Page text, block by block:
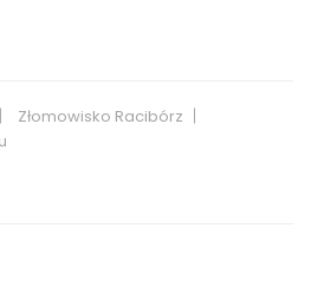
Złomowisko Racibórz